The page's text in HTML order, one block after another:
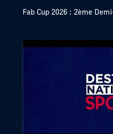
Fab Cup 2026 : 2ème